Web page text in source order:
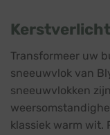
Transformeer uw
sneeuwvlok van
sneeuwvlokken
klassiek warm wit.